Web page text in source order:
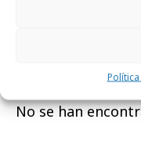
Noticias
No se han